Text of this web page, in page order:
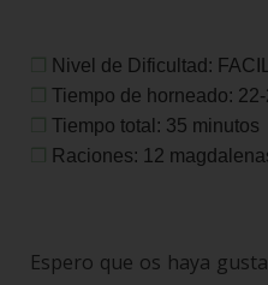
Nivel de Dificultad: FACIL
Tiempo de horneado:
Tiempo total: 35 minutos
Raciones: 12
Espero que os haya